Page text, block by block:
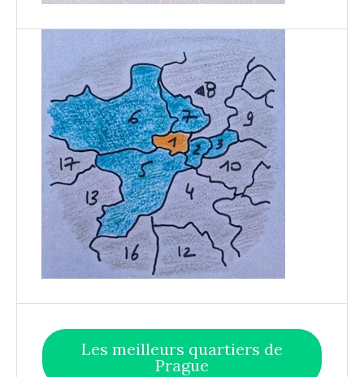
Les meilleurs quartiers de
Prague